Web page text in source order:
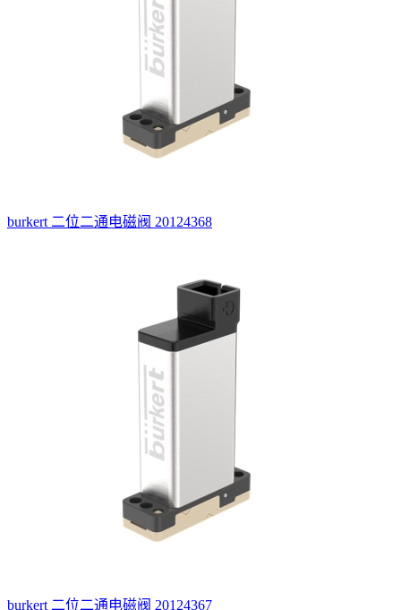
burkert 二位二通电磁阀 20124368
burkert 二位二通电磁阀 20124367